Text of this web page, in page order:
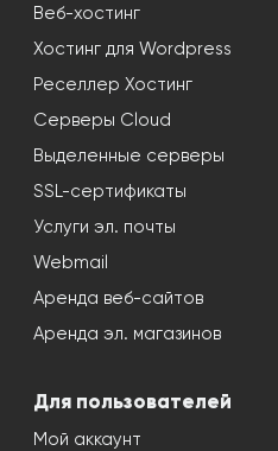
Веб-хостинг
Хостинг для Wordpress
Реселлер Хостинг
Серверы Cloud
Выделенные серверы
SSL-сертификаты
Услуги эл. почты
Webmail
Аренда веб-сайтов
Аренда эл. магазинов
Для пользователей
Мой аккаунт